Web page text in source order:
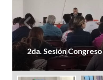
Mesa de trabajo
Educación Media
Hidalgo